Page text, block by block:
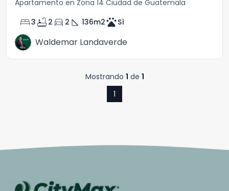
Apartamento en Zona 14 Ciudad de Guatemala
bed3 bathtub 2 directions_car 2 square_foot 136m2petsSì
Waldemar Landaverde
Mostrando 1 de 1
1